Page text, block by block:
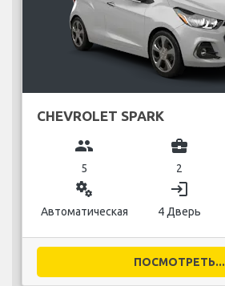
CHEVROLET SPARK
group
5
business_center
2
miscellaneous_services
Автоматическая
login
4 Дверь
ПОСМОТРЕТЬ...